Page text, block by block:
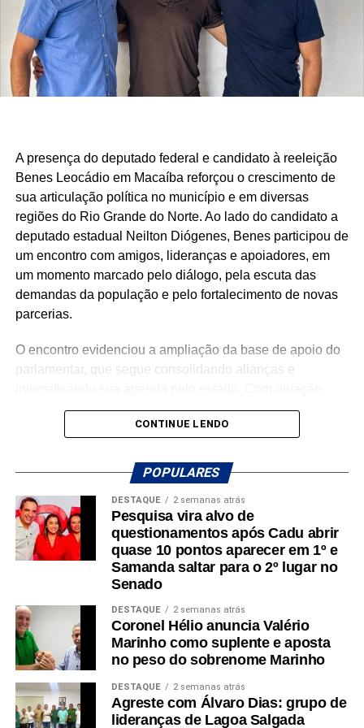
atendidos e uma atuação parlamentar que alcança quem
mais precisa.
São centenas de requerimentos, dezenas de patrimônios
culturais reconhecidos, organizações apoiadas e
investimentos que chegam aos municípios por meio de
Mais do que discursos, Luiz Eduardo tem apresentado
ações concretas e resultados que reforçam seu
compromisso com o desenvolvimento do Rio Grande do
Norte. Um mandato presente, atuante e comprometido em
fazer a diferença na vida dos potiguares.
A presença do deputado federal e candidato à reeleição
Benes Leocádio em Macaíba reforçou o crescimento de
sua articulação política no município e em diversas
regiões do Rio Grande do Norte. Ao lado do candidato a
deputado estadual Neilton Diógenes, Benes participou de
um encontro com amigos, lideranças e apoiadores, em
um momento marcado pelo diálogo, pela escuta das
demandas da população e pelo fortalecimento de novas
parcerias.
O encontro evidenciou a ampliação da base de apoio do
parlamentar, que segue consolidando alianças e
voltada para o municipalismo e a defesa de investimentos
para os municípios potiguares, Benes tem reforçado o
desenvolvimento do Rio Grande do Norte.
A mobilização em Macaíba representa mais um passo na
construção de uma campanha que busca ampliar sua
presença em todas as regiões do estado, fortalecendo o
diálogo com a população e reafirmando o compromisso
com o futuro dos potiguares.
CONTINUE LENDO
POPULARES
DESTAQUE 2 semanas atrás
Pesquisa vira alvo de
questionamentos após Cadu abrir
quase 10 pontos aparecer em 1º e
Samanda saltar para o 2º lugar no
Senado
DESTAQUE 2 semanas atrás
Coronel Hélio anuncia Valério
Marinho como suplente e aposta
no peso do sobrenome Marinho
DESTAQUE 2 semanas atrás
Agreste com Álvaro Dias: grupo de
lideranças de Lagoa Salgada